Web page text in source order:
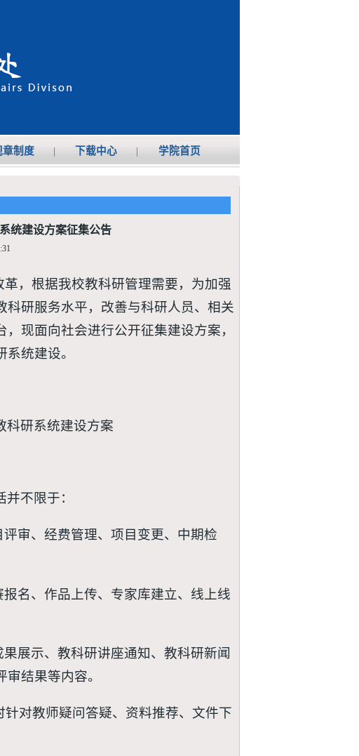
章制度 | 下载中心 | 学院首页
统建设方案征集公告
，根据我校教科研管理需要，为加强
研服务水平，改善与科研人员、相关
现面向社会进行公开征集建设方案，
统建设。
科研系统建设方案
不限于：
审、经费管理、项目变更、中期检
名、作品上传、专家库建立、线上线
展示、教科研讲座通知、教科研新闻
结果等内容。
对教师疑问答疑、资料推荐、文件下